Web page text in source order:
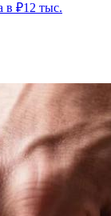
в ₽12 тыс.